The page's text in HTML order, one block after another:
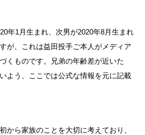
年1月生まれ、次男が2020年8月生まれ
が、これは益田投手ご本人がメディア
くものです。兄弟の年齢差が近いた
よう、ここでは公式な情報を元に記載
から家族のことを大切に考えており、